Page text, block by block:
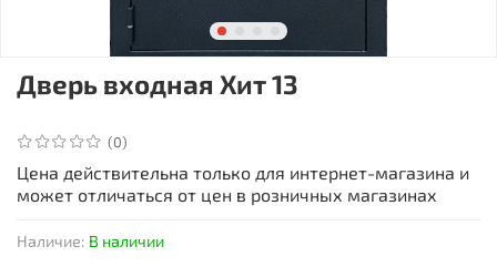
(0)
Наличие: В наличии
Дверь входная Хит 13
Цена действительна только для интернет-магазина и
может отличаться от цен в розничных магазинах